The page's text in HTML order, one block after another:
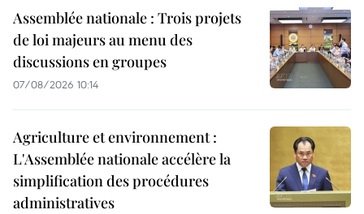
Assemblée nationale : Trois projets
de loi majeurs au menu des
discussions en groupes
07/08/2026 10:14
Agriculture et environnement :
L'Assemblée nationale accélère la
simplification des procédures
administratives